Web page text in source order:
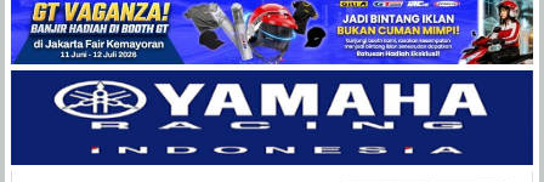
Balap
Paling
Lengkap